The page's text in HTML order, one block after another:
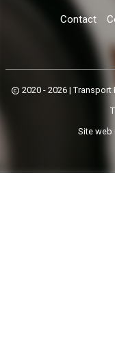
Contact
2020 - 2026 | Transport
Site web